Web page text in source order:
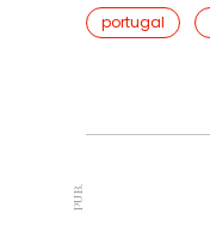
portugal
PUB.